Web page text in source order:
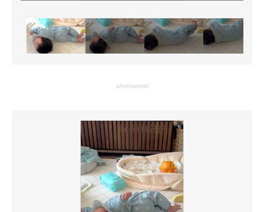
マーケ×ITの今がよく分かる
ITエンジニア向け専門サイト
製造業のIT導入・活用を支援
モノづくり技術者専門サイト
エレクトロニクス専門サイト
電子設計の基本と応用
advertisement